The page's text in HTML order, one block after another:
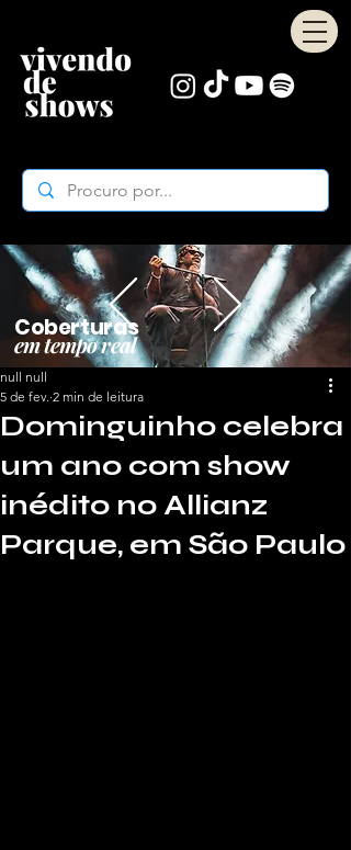
Coberturas
em tempo real
Dominguinho celebra
um ano com show
inédito no Allianz
Parque, em São Paulo
null null
5 de fev. 2 min de leitura